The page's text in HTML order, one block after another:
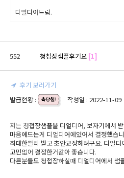
디얼디어드림.
552 청첩장샘플후기요 [1]
후기 보러가기
발급현황 :
작성일 : 2022-11-09
저는 청첩장샘플을 디얼디어, 보자기에서
마음에드는게 디얼디어에있어서 결정했습
최대한빨리 받고 초안교정하려구요. 디얼
고민없어 결정한거같아 좋습니다.
다른분들도 청첩장하실때 디얼디어에서 샘